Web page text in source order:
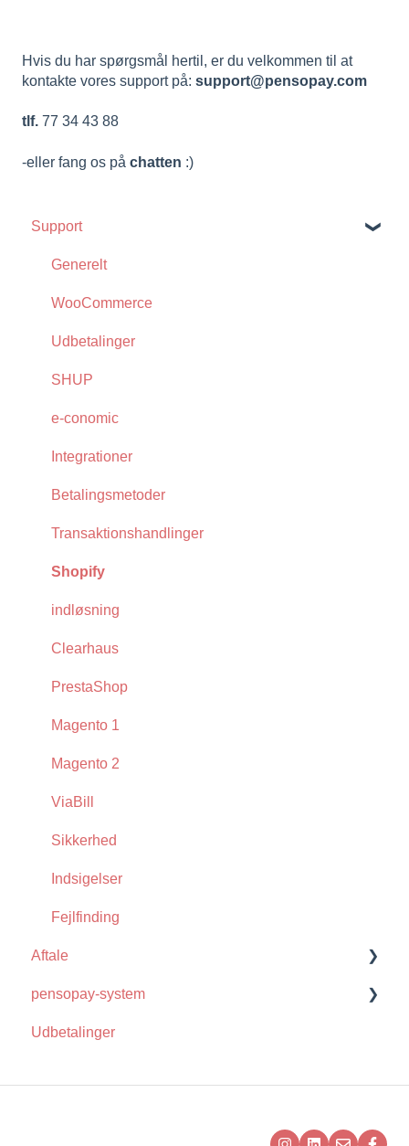
Hvis du har spørgsmål hertil, er du velkommen til at
kontakte vores support på: support@pensopay.com
tlf. 77 34 43 88
-eller fang os på chatten :)
Support
Generelt
WooCommerce
Udbetalinger
SHUP
e-conomic
Integrationer
Betalingsmetoder
Transaktionshandlinger
Shopify
indløsning
Clearhaus
PrestaShop
Magento 1
Magento 2
ViaBill
Sikkerhed
Indsigelser
Fejlfinding
Aftale
Clearhaus
Krav og Vilkår
pensopay-system
Funktioner
Udbetalinger